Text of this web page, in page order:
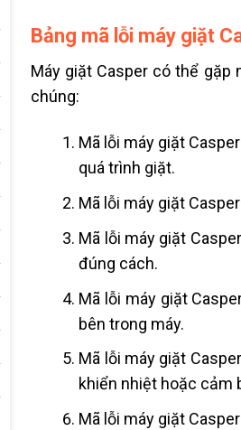
Bảng mã lỗi máy giặt
Máy giặt Casper có thể gặp
chúng:
Mã lỗi máy giặt
quá trình giặt.
Mã lỗi máy giặt
Mã lỗi máy giặt
đúng cách.
Mã lỗi máy giặt
bên trong máy.
Mã lỗi máy giặt
khiển nhiệt hoặc cảm
Mã lỗi máy giặt